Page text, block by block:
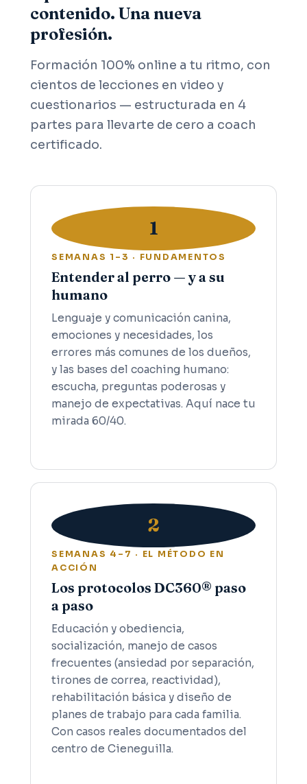
contenido. Una nueva
profesión.
Formación 100% online a tu ritmo, con
cientos de lecciones en video y
cuestionarios — estructurada en 4
partes para llevarte de cero a coach
certificado.
1
SEMANAS 1–3 · FUNDAMENTOS
Entender al perro — y a su
humano
Lenguaje y comunicación canina,
emociones y necesidades, los
errores más comunes de los dueños,
y las bases del coaching humano:
escucha, preguntas poderosas y
manejo de expectativas. Aquí nace tu
mirada 60/40.
2
SEMANAS 4–7 · EL MÉTODO EN
ACCIÓN
Los protocolos DC360® paso
a paso
Educación y obediencia,
socialización, manejo de casos
frecuentes (ansiedad por separación,
tirones de correa, reactividad),
rehabilitación básica y diseño de
planes de trabajo para cada familia.
Con casos reales documentados del
centro de Cieneguilla.